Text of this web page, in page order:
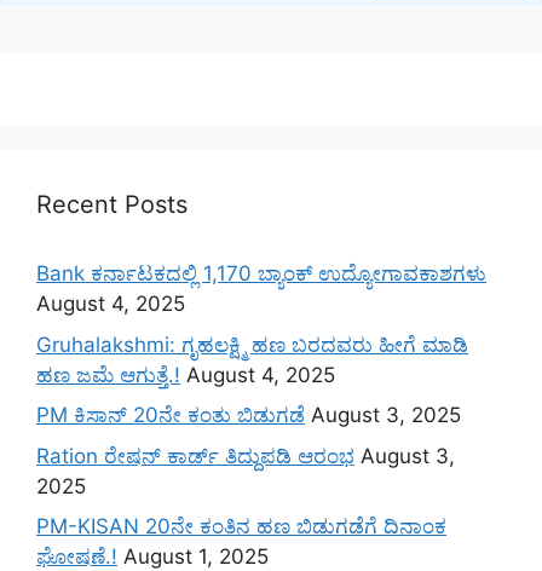
Recent Posts
Bank ಕರ್ನಾಟಕದಲ್ಲಿ 1,170 ಬ್ಯಾಂಕ್ ಉದ್ಯೋಗಾವಕಾಶಗಳು
August 4, 2025
Gruhalakshmi: ಗೃಹಲಕ್ಷ್ಮಿ ಹಣ ಬರದವರು ಹೀಗೆ ಮಾಡಿ
ಹಣ ಜಮೆ‌ ಆಗುತ್ತೆ.! August 4, 2025
PM ಕಿಸಾನ್ 20ನೇ ಕಂತು ಬಿಡುಗಡೆ August 3, 2025
Ration ರೇಷನ್ ಕಾರ್ಡ್ ತಿದ್ದುಪಡಿ ಆರಂಭ August 3,
2025
PM-KISAN 20ನೇ ಕಂತಿನ ಹಣ ಬಿಡುಗಡೆಗೆ ದಿನಾಂಕ
ಘೋಷಣೆ.! August 1, 2025